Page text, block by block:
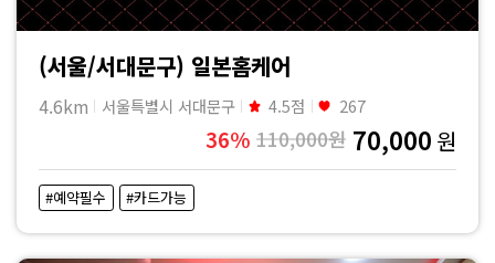
(서울/서대문구) 일본홈케어
4.6km 서울특별시 서대문구 4.5점 267
36% 110,000원 70,000 원
#예약필수 #카드가능